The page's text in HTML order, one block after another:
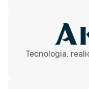
Tecnologia,